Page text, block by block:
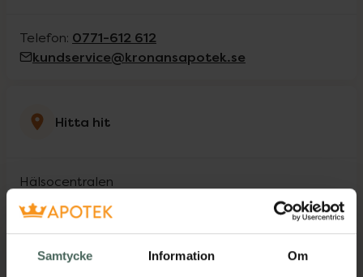
Samtycke Information Om
Telefon: 0771-612 612
kundservice@kronansapotek.se
Hitta hit
Hälsocentralen
81845
Hedesunda
Öppettider idag